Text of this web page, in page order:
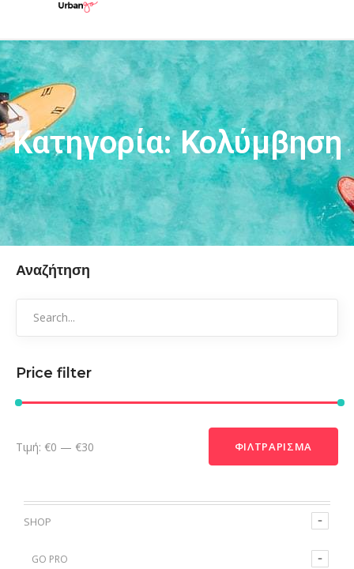
Κατηγορία: Κολύμβηση
Αναζήτηση
Price filter
ΦΙΛΤΡΆΡΙΣΜΑ
Τιμή: €0 — €30
SHOP
GO PRO